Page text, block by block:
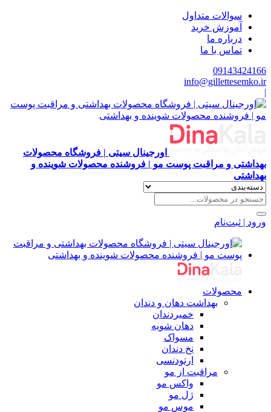
سوالات متداول
آموزش خرید
درباره ما
تماس با ما
09143424166
info@gillettesemko.ir
|
اورجینال سیتی | فروشگاه محصولات
بهداشتی و مراقبت پوست مو | فروشنده محصولات شوینده و
بهداشتی
ورود | ثبت‌نام
محصولات
بهداشت دهان و دندان
خمیردندان
دهان شویه
مسواک
نخ دندان
ارتودنسی
مراقبت از مو
واکس مو
ژل مو
موس مو